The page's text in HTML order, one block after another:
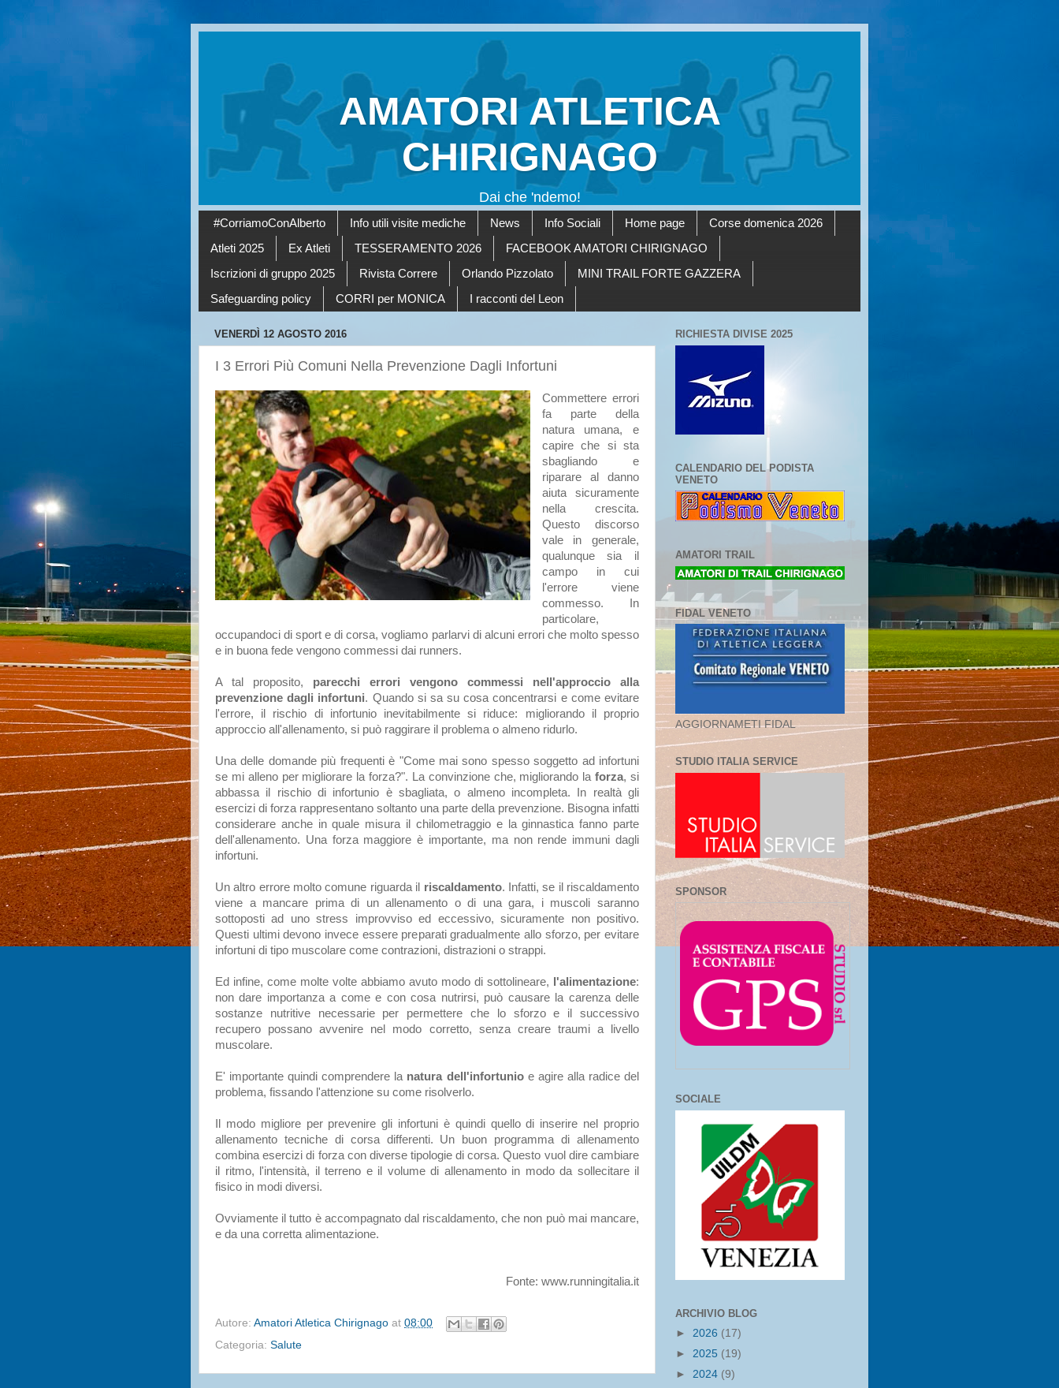
AMATORI ATLETICA
CHIRIGNAGO
Dai che 'ndemo!
#CorriamoConAlberto Info utili visite mediche News Info Sociali Home page
Corse domenica 2026
Atleti 2025
Ex Atleti TESSERAMENTO 2026
FACEBOOK AMATORI CHIRIGNAGO
Iscrizioni di gruppo 2025
Rivista Correre Orlando Pizzolato
MINI TRAIL FORTE GAZZERA
Safeguarding policy
CORRI per MONICA I racconti del Leon
VENERDÌ 12 AGOSTO 2016
I 3 Errori Più Comuni Nella Prevenzione Dagli Infortuni
Commettere errori
fa parte della
natura umana, e
capire che si sta
sbagliando e
riparare al danno
aiuta sicuramente
nella crescita.
Questo discorso
vale in generale,
qualunque sia il
campo in cui
l'errore viene
commesso. In
particolare,
occupandoci di sport e di corsa, vogliamo parlarvi di alcuni errori che molto spesso
e in buona fede vengono commessi dai runners.
A tal proposito, parecchi errori vengono commessi nell'approccio alla
prevenzione dagli infortuni. Quando si sa su cosa concentrarsi e come evitare
l'errore, il rischio di infortunio inevitabilmente si riduce: migliorando il proprio
approccio all'allenamento, si può raggirare il problema o almeno ridurlo.
Una delle domande più frequenti è "Come mai sono spesso soggetto ad infortuni
se mi alleno per migliorare la forza?". La convinzione che, migliorando laforza, si
abbassa il rischio di infortunio è sbagliata, o almeno incompleta. In realtà gli
esercizi di forza rappresentano soltanto una parte della prevenzione. Bisogna infatti
considerare anche in quale misura il chilometraggio e la ginnastica fanno parte
dell'allenamento. Una forza maggiore è importante, ma non rende immuni dagli
infortuni.
Un altro errore molto comune riguarda il riscaldamento. Infatti, se il riscaldamento
viene a mancare prima di un allenamento o di una gara, i muscoli saranno
sottoposti ad uno stress improvviso ed eccessivo, sicuramente non positivo.
Questi ultimi devono invece essere preparati gradualmente allo sforzo, per evitare
infortuni di tipo muscolare come contrazioni, distrazioni o strappi.
Ed infine, come molte volte abbiamo avuto modo di sottolineare, l'alimentazione:
non dare importanza a come e con cosa nutrirsi, può causare la carenza delle
sostanze nutritive necessarie per permettere che lo sforzo e il successivo
recupero possano avvenire nel modo corretto, senza creare traumi a livello
muscolare.
E' importante quindi comprendere la natura dell'infortunioe agire alla radice del
problema, fissando l'attenzione su come risolverlo.
Il modo migliore per prevenire gli infortuni è quindi quello di inserire nel proprio
allenamento tecniche di corsa differenti. Un buon programma di allenamento
combina esercizi di forza con diverse tipologie di corsa. Questo vuol dire cambiare
il ritmo, l'intensità, il terreno e il volume di allenamento in modo da sollecitare il
fisico in modi diversi.
Ovviamente il tutto è accompagnato dal riscaldamento, che non può mai mancare,
e da una corretta alimentazione.
Fonte: www.runningitalia.it
Autore: Amatori Atletica Chirignago at 08:00
Categoria: Salute
RICHIESTA DIVISE 2025
CALENDARIO DEL PODISTA
VENETO
AMATORI TRAIL
FIDAL VENETO
AGGIORNAMETI FIDAL
STUDIO ITALIA SERVICE
SPONSOR
SOCIALE
ARCHIVIO BLOG
► 2026 (17)
► 2025 (19)
► 2024 (9)